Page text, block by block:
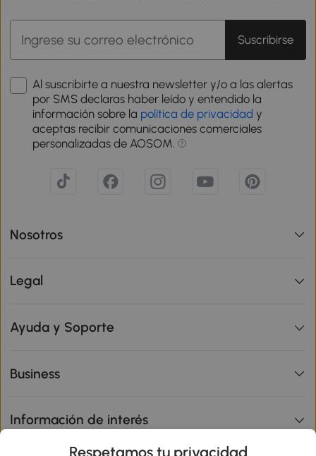
Suscribirse
Al suscribirte a nuestra newsletter y/o a las alertas
por SMS declaras haber leído y entendido la
información sobre la política de privacidad y
aceptas recibir comunicaciones comerciales
personalizadas de AOSOM.
Nosotros
Legal
Ayuda y Soporte
Business
Información de interés
Respetamos tu privacidad